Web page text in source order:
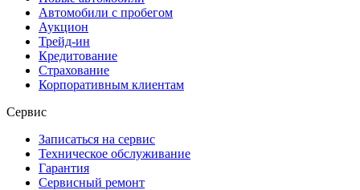
Автомобили с пробегом
Аукцион
Трейд-ин
Кредитование
Страхование
Корпоративным клиентам
Сервис
Записаться на сервис
Техническое обслуживание
Гарантия
Сервисный ремонт